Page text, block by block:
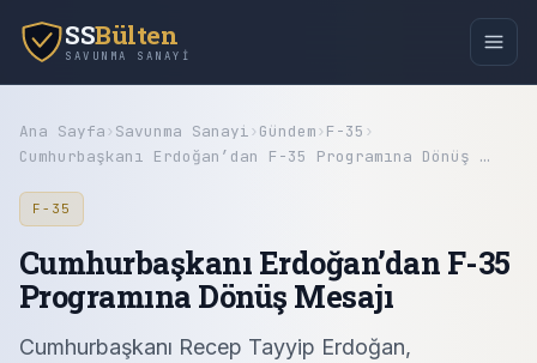
SSBülten
SAVUNMA SANAYI
Ana Sayfa› Savunma Sanayi› Gündem› F-35 ›
Cumhurbaşkanı Erdoğan’dan F-35 Programına Dönüş …
F-35
Cumhurbaşkanı Erdoğan’dan F-35
Programına Dönüş Mesajı
Cumhurbaşkanı Recep Tayyip Erdoğan,